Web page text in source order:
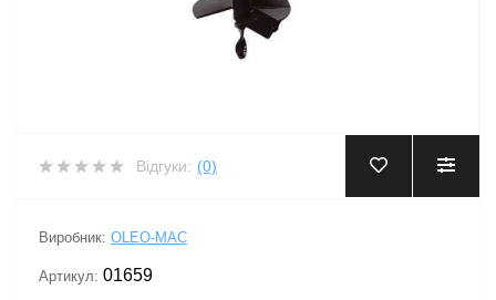
Відгуки: (0)
Виробник: OLEO-MAC
Артикул: 01659